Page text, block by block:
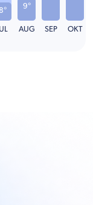
9°
AUG SEP OKT